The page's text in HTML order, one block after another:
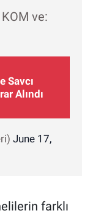
ve:
Savcı
Alındı
June 17,
farklı